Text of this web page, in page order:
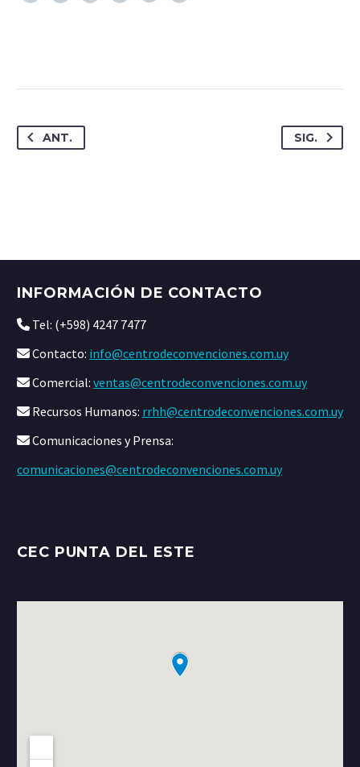
ANT. SIG.
INFORMACIÓN DE CONTACTO
Tel: (+598) 4247 7477
Contacto: info@centrodeconvenciones.com.uy
Comercial: ventas@centrodeconvenciones.com.uy
Recursos Humanos: rrhh@centrodeconvenciones.com.uy
Comunicaciones y Prensa:
comunicaciones@centrodeconvenciones.com.uy
CEC PUNTA DEL ESTE